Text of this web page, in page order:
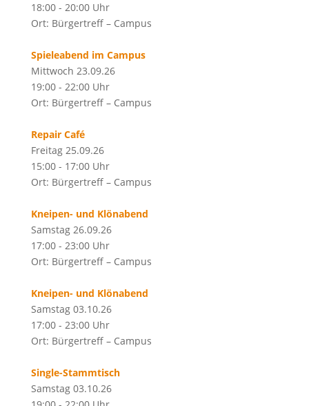
18:00 - 20:00 Uhr
Ort: Bürgertreff – Campus
Spieleabend im Campus
Mittwoch 23.09.26
19:00 - 22:00 Uhr
Ort: Bürgertreff – Campus
Repair Café
Freitag 25.09.26
15:00 - 17:00 Uhr
Ort: Bürgertreff – Campus
Kneipen- und Klönabend
Samstag 26.09.26
17:00 - 23:00 Uhr
Ort: Bürgertreff – Campus
Kneipen- und Klönabend
Samstag 03.10.26
17:00 - 23:00 Uhr
Ort: Bürgertreff – Campus
Single-Stammtisch
Samstag 03.10.26